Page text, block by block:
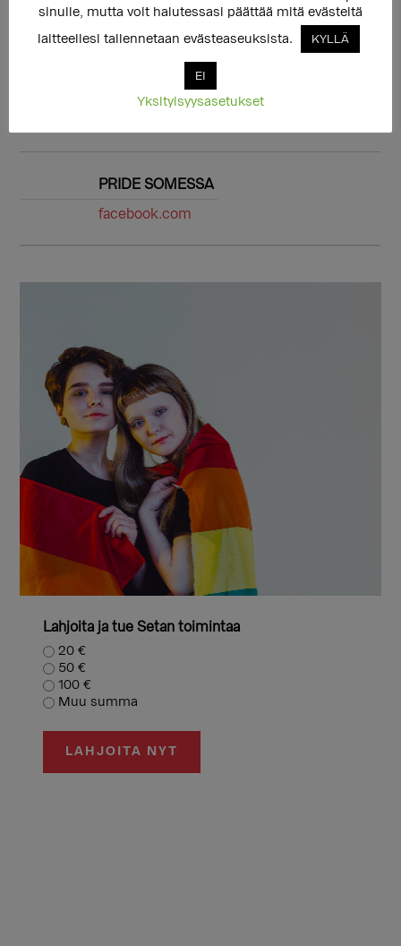
PRIDE SOMESSA
PRIDE SOMESSA
facebook.com
Lahjoita ja tue Setan toimintaa
20 €
50 €
100 €
Muu summa
LAHJOITA NYT
sinulle, mutta voit halutessasi päättää mitä evästeitä
laitteellesi tallennetaan evästeaseuksista.
KYLLÄ
EI
Yksityisyysasetukset